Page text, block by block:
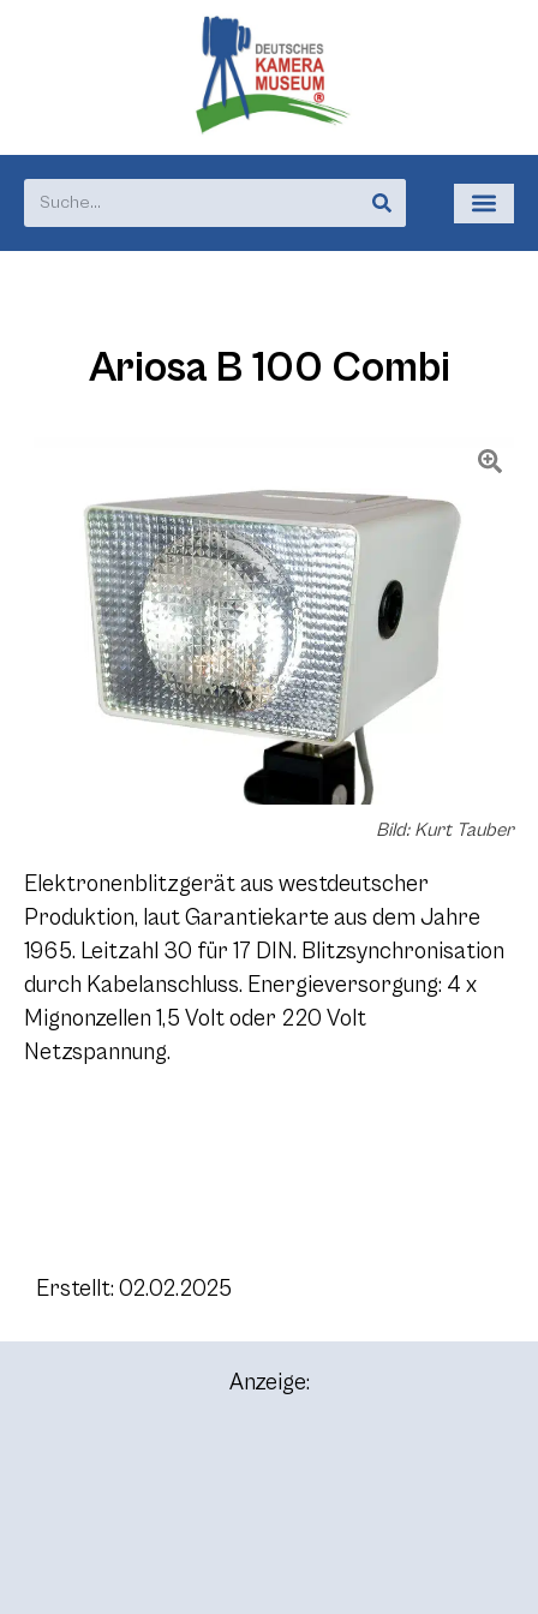
Ariosa B 100 Combi
Bild: Kurt Tauber
Elektronenblitzgerät aus westdeutscher
Produktion, laut Garantiekarte aus dem Jahre
1965. Leitzahl 30 für 17 DIN. Blitzsynchronisation
durch Kabelanschluss. Energieversorgung: 4 x
Mignonzellen 1,5 Volt oder 220 Volt
Netzspannung.
Erstellt: 02.02.2025
Anzeige: